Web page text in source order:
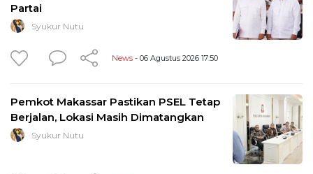
Partai
Syukur Nutu
News - 06 Agustus 2026 17:50
Pemkot Makassar Pastikan PSEL Tetap
Berjalan, Lokasi Masih Dimatangkan
Syukur Nutu